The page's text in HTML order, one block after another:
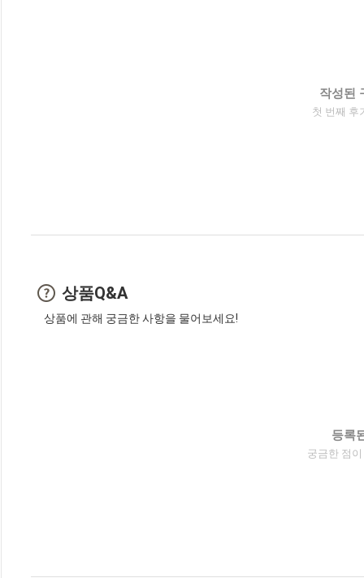
작성된
첫 번째 후
상품Q&A
상품에 관해 궁금한 사항을 물어보세요!
등록
궁금한 점